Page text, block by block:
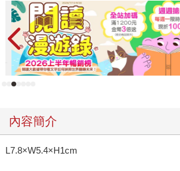
內容簡介
L7.8×W5.4×H1cm